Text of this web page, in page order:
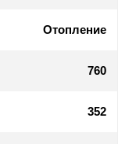
Отопление
760
352